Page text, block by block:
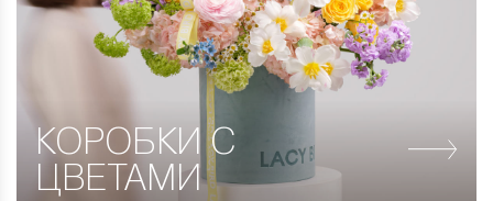
КОРОБКИ С
ЦВЕТАМИ